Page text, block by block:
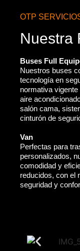
OTP
Nuestra
Buses Full
Nuestros buses
tecnología en
normativa
aire
salón cama,
cinturón de
Van
Perfectas para
personalizados,
comodidad y
reducidos, con el
seguridad y